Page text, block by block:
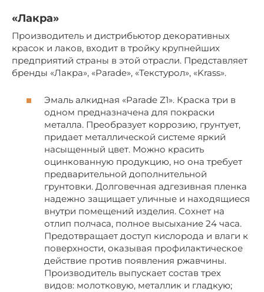
«Лакра»
Производитель и дистрибьютор декоративных
красок и лаков, входит в тройку крупнейших
предприятий страны в этой отрасли. Представляет
бренды «Лакра», «Parade», «Текстурол», «Krass».
Эмаль алкидная «Parade Z1». Краска три в
одном предназначена для покраски
металла. Преобразует коррозию, грунтует,
придает металлической системе яркий
насыщенный цвет. Можно красить
оцинкованную продукцию, но она требует
предварительной дополнительной
грунтовки. Долговечная адгезивная пленка
надежно защищает уличные и находящиеся
внутри помещений изделия. Сохнет на
отлип полчаса, полное высыхание 24 часа.
Предотвращает доступ кислорода и влаги к
поверхности, оказывая профилактическое
действие против появления ржавчины.
Производитель выпускает состав трех
видов: молотковую, металлик и гладкую;